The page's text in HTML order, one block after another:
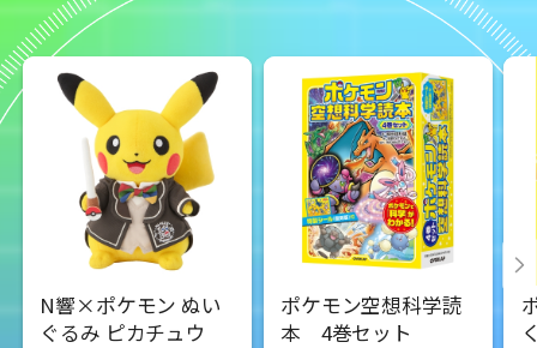
N響×ポケモン ぬい
ぐるみ ピカチュウ
ポケモン空想科学読
本 4巻セット